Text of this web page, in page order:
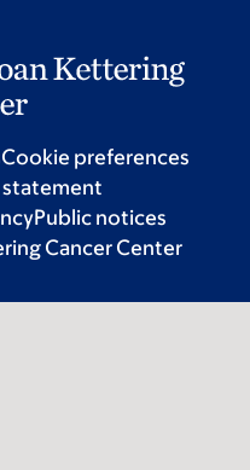
Cookie preferences
Public notices
Cancer Center